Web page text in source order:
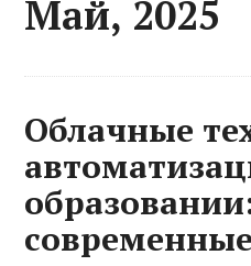
Май, 2025
Облачные